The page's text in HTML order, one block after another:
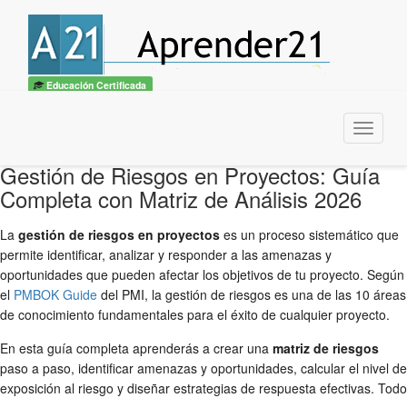
Educación Certificada
Menu
Gestión de Riesgos en Proyectos: Guía
Completa con Matriz de Análisis 2026
La gestión de riesgos en proyectos es un proceso sistemático que
permite identificar, analizar y responder a las amenazas y
oportunidades que pueden afectar los objetivos de tu proyecto. Según
el PMBOK Guide del PMI, la gestión de riesgos es una de las 10 áreas
de conocimiento fundamentales para el éxito de cualquier proyecto.
En esta guía completa aprenderás a crear una matriz de riesgos
paso a paso, identificar amenazas y oportunidades, calcular el nivel de
exposición al riesgo y diseñar estrategias de respuesta efectivas. Todo